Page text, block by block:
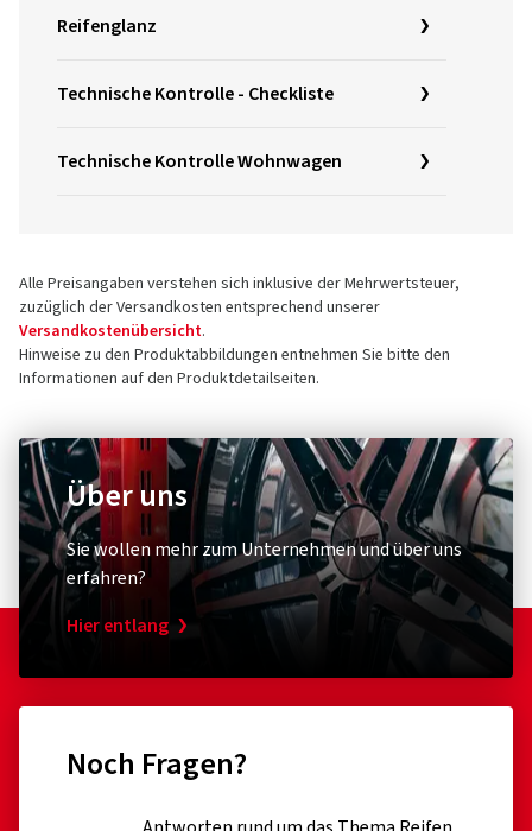
Reifenglanz
Technische Kontrolle - Checkliste
Technische Kontrolle Wohnwagen
Alle Preisangaben verstehen sich inklusive der Mehrwertsteuer,
zuzüglich der Versandkosten entsprechend unserer
Versandkostenübersicht.
Hinweise zu den Produktabbildungen entnehmen Sie bitte den
Informationen auf den Produktdetailseiten.
Über uns
Sie wollen mehr zum Unternehmen und über uns
erfahren?
Hier entlang
Noch Fragen?